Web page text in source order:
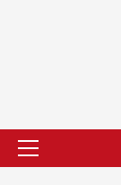
प्राथमिक